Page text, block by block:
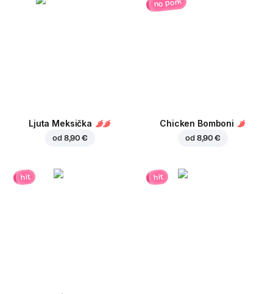
Ljuta Meksička
od 8,90 €
no pork
Chicken Bomboni
od 8,90 €
hit hit